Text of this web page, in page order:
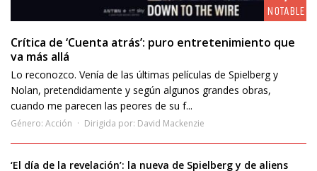
NOTABLE
Crítica de ‘Cuenta atrás’: puro entretenimiento que
va más allá
Lo reconozco. Venía de las últimas películas de Spielberg y
Nolan, pretendidamente y según algunos grandes obras,
cuando me parecen las peores de su f...
Género: Acción Dirigida por: David Mackenzie
‘El día de la revelación’: la nueva de Spielberg y de aliens